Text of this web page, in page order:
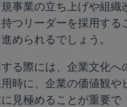
事業の立ち上げや組織
つリーダーを採用する
められるでしょう。
る際には、企業文化へ
時に、企業の価値観や
見極めることが重要で